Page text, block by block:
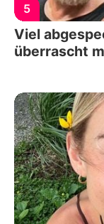
5
Viel
überrascht